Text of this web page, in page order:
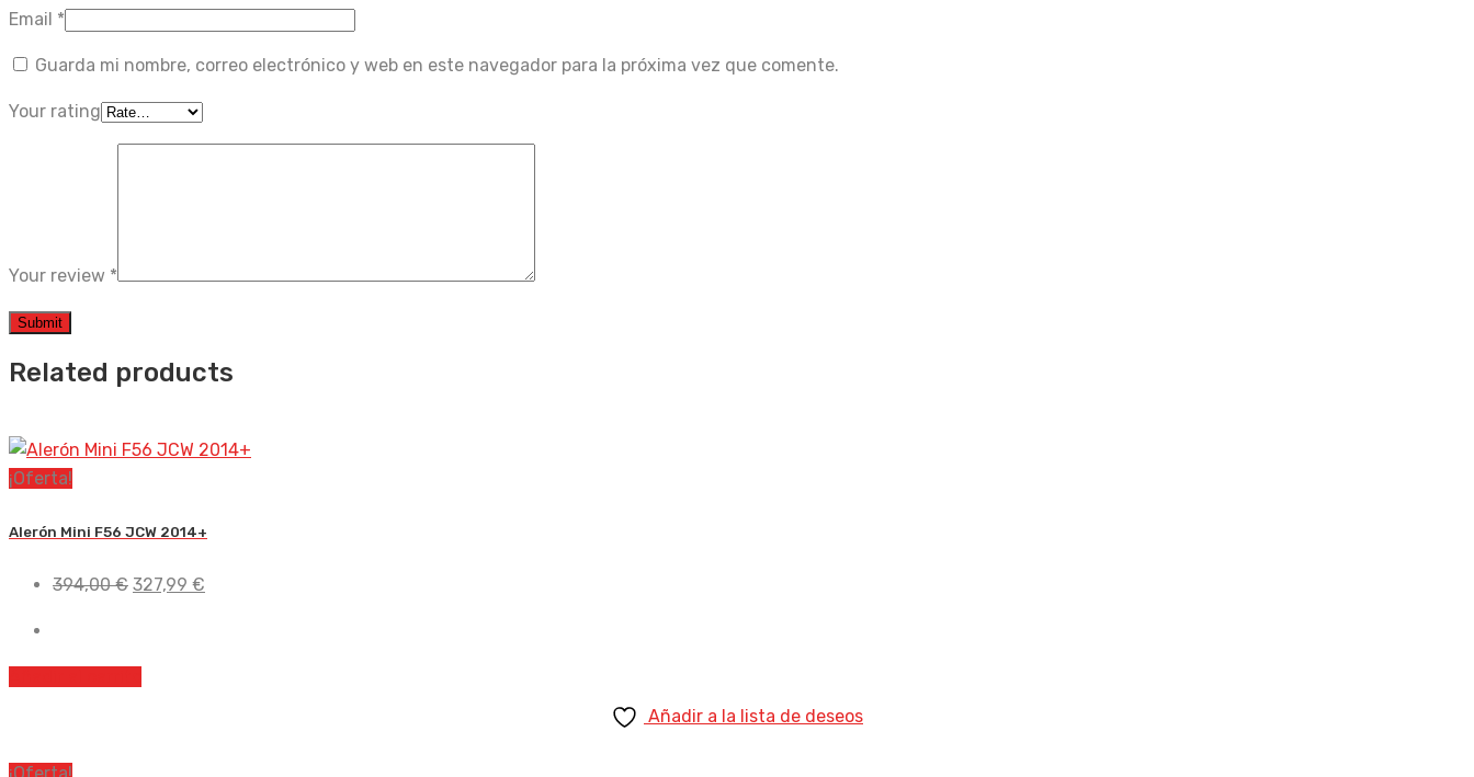
Email *
Guarda mi nombre, correo electrónico y web en este navegador para la próxima vez que comente.
Your rating
Your review *
Related products
¡Oferta!
Alerón Mini F56 JCW 2014+
394,00€ El
era:
327,99 €
Añadir a la lista de deseos